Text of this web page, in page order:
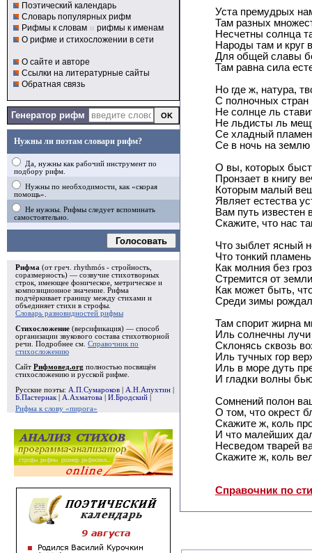
Поэтический календарь
Словарь популярных рифм
Рифмы к словам и рифмы к именам
О рифме и стихосложении в сети
О сайте и авторе
Ссылки на литературные сайты
Обратная связь
Генератор рифм
Нужны ли поэтам словари рифм?
Да, нужны как рабочий инструмент по
подбору рифм.
Нужны по необходимости, как «скорая
помощь».
Не нужны. Рифмы следует вспоминать
самостоятельно.
Голосовать
Рифма (от греч. rhythmós - стройность,
соразмерность) — созвучие стихотворных
строк, имеющее фоническое, метрическое и
композиционное значение. Рифма
подчёркивает границу между стихами и
объединяет стихи в строфы
Словарь разновидностей рифмы
Стихосложение (версификация) — способ
организации звукового состава стихотворной
речи. Подробнее см. Справочник по
стихосложению
Сайт Рифмовед.org полностью посвящён
стихосложению и русской рифме.
Русские поэты: А.П.Сумароков А.Н.Апухтин
Б.Пастернак
А.Ахматова И.Бродский
Рифма к слову «пирога»
Уста премудрых
Там разных
Несчетны солнца
Народы там и круг
Для общей славы
Там равна сила
Но где ж, натура,
С полночных стран
Не солнце ль
Не льдисты ль
Се хладный
Се в ночь на землю
О вы, которых
Пронзает в книгу
Которым малый
Являет естества
Вам путь известен
Скажите, что нас
Что зыблет ясный
Что тонкий
Как молния без
Стремится от
Как может быть,
Среди зимы
Там спорит жирна
Иль солнечны лучи
Склонясь сквозь
Иль тучных гор
Иль в море дуть
И гладки волны
Сомнений полон
О том, что окрест
Скажите ж, коль
И что малейших
Несведом тварей
Скажите ж, коль
Справочник по